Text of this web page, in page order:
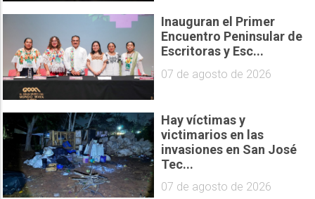
Inauguran el Primer
Encuentro Peninsular de
Escritoras y Esc...
07 de agosto de 2026
Hay víctimas y
victimarios en las
invasiones en San José
Tec...
07 de agosto de 2026